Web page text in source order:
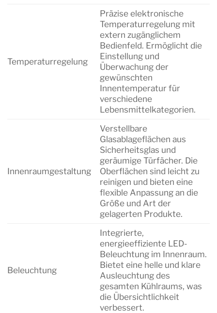
Temperaturregelung
Präzise elektronische
Temperaturregelung mit
extern zugänglichem
Bedienfeld. Ermöglicht die
Einstellung und
Überwachung der
gewünschten
Innentemperatur für
verschiedene
Lebensmittelkategorien.
Innenraumgestaltung
Verstellbare
Glasablageflächen aus
Sicherheitsglas und
geräumige Türfächer. Die
Oberflächen sind leicht zu
reinigen und bieten eine
flexible Anpassung an die
Größe und Art der
gelagerten Produkte.
Beleuchtung
Integrierte,
energieeffiziente LED-
Beleuchtung im Innenraum.
Bietet eine helle und klare
Ausleuchtung des
gesamten Kühlraums, was
die Übersichtlichkeit
verbessert.